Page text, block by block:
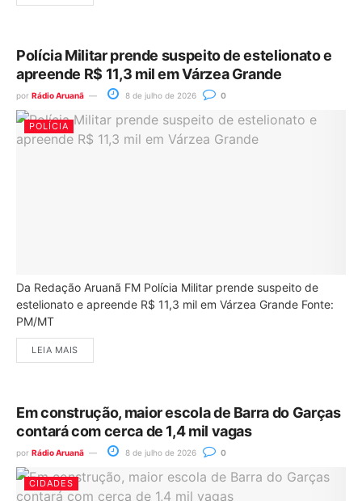
Polícia Militar prende suspeito de estelionato e
apreende R$ 11,3 mil em Várzea Grande
por Rádio Aruanã 8 de julho de 2026 0
POLÍCIA
Da Redação Aruanã FM Polícia Militar prende suspeito de
estelionato e apreende R$ 11,3 mil em Várzea Grande Fonte:
PM/MT
LEIA MAIS
Em construção, maior escola de Barra do Garças
contará com cerca de 1,4 mil vagas
por Rádio Aruanã 8 de julho de 2026 0
CIDADES